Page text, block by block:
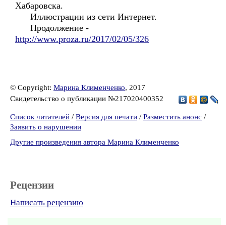
Хабаровска.
Иллюстрации из сети Интернет.
Продолжение -
http://www.proza.ru/2017/02/05/326
© Copyright: Марина Клименченко, 2017
Свидетельство о публикации №217020400352
Список читателей / Версия для печати / Разместить анонс /
Заявить о нарушении
Другие произведения автора Марина Клименченко
Рецензии
Написать рецензию